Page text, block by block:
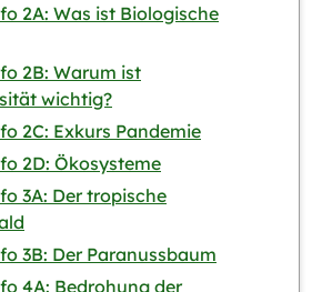
2A: Was ist Biologische
2B: Warum ist
wichtig?
2C: Exkurs Pandemie
2D: Ökosysteme
3A: Der tropische
3B: Der Paranussbaum
4A: Bedrohung der